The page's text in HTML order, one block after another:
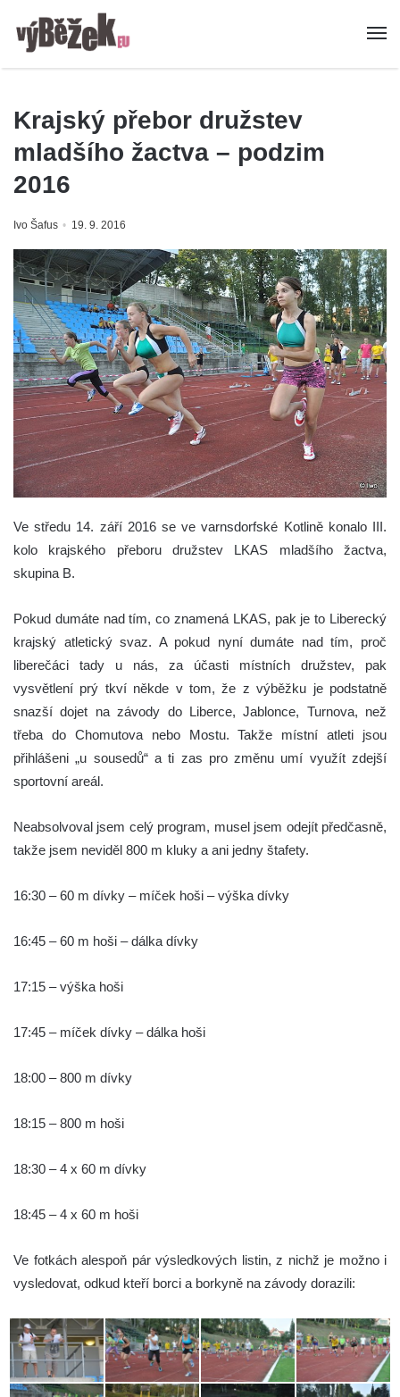
Krajský přebor družstev
mladšího žactva – podzim
2016
Ivo Šafus 19. 9. 2016
Ve středu 14. září 2016 se ve varnsdorfské Kotlině konalo III.
kolo krajského přeboru družstev LKAS mladšího žactva,
skupina B.
Pokud dumáte nad tím, co znamená LKAS, pak je to Liberecký
krajský atletický svaz. A pokud nyní dumáte nad tím, proč
liberečáci tady u nás, za účasti místních družstev, pak
vysvětlení prý tkví někde v tom, že z výběžku je podstatně
snazší dojet na závody do Liberce, Jablonce, Turnova, než
třeba do Chomutova nebo Mostu. Takže místní atleti jsou
přihlášeni „u sousedů“ a ti zas pro změnu umí využít zdejší
sportovní areál.
Neabsolvoval jsem celý program, musel jsem odejít předčasně,
takže jsem neviděl 800 m kluky a ani jedny štafety.
16:30 – 60 m dívky – míček hoši – výška dívky
16:45 – 60 m hoši – dálka dívky
17:15 – výška hoši
17:45 – míček dívky – dálka hoši
18:00 – 800 m dívky
18:15 – 800 m hoši
18:30 – 4 x 60 m dívky
18:45 – 4 x 60 m hoši
Ve fotkách alespoň pár výsledkových listin, z nichž je možno i
vysledovat, odkud kteří borci a borkyně na závody dorazili: